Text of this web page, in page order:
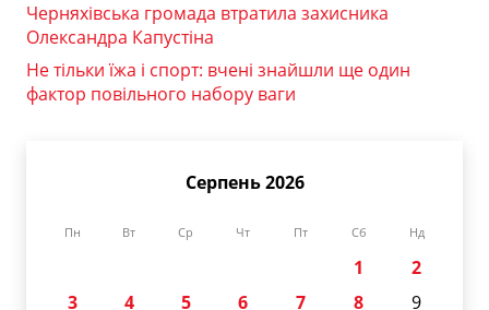
Черняхівська громада втратила захисника
Олександра Капустіна
Не тільки їжа і спорт: вчені знайшли ще один
фактор повільного набору ваги
Серпень 2026
Пн Вт Ср Чт Пт Сб Нд
1
2
3
4 5 6 7 8
9